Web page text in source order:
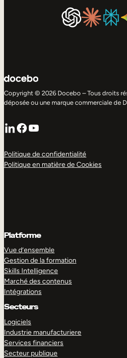
Copyright © 2026 Docebo – Tous droits
déposée ou une marque commerciale de
LinkedIn
Facebook
YouTube
Politique de confidentialité
Politique en matière de Cookies
Platforme
Vue d’ensemble
Gestion de la formation
Skills Intelligence
Marché des contenus
Intégrations
Secteurs
Logiciels
Industrie manufacturiere
Services financiers
Secteur publique